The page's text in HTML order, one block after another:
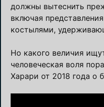
должны вытеснить
включая
костылями,
Но какого величия
человеческая воля
Харари от 2018 года о